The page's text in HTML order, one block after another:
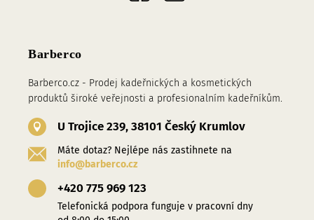
Barberco
Barberco.cz - Prodej kadeřnických a kosmetických
produktů široké veřejnosti a profesionalním kadeřníkům.
U Trojice 239, 38101 Český Krumlov
Máte dotaz? Nejlépe nás zastihnete na
info@barberco.cz
+420 775 969 123
Telefonická podpora funguje v pracovní dny